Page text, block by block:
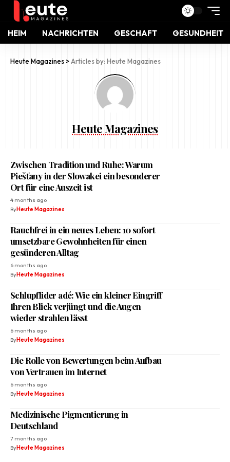
HEIM NACHRICHTEN GESCHAFT GESUNDHEIT
Heute Magazines >Articles by: Heute Magazines
Heute Magazines
Zwischen Tradition und Ruhe: Warum
Piešťany in der Slowakei ein besonderer
Ort für eine Auszeit ist
4 months ago
ByHeute Magazines
Rauchfrei in ein neues Leben: 10 sofort
umsetzbare Gewohnheiten für einen
gesünderen Alltag
6 months ago
ByHeute Magazines
Schlupflider adé: Wie ein kleiner Eingriff
Ihren Blick verjüngt und die Augen
wieder strahlen lässt
6 months ago
ByHeute Magazines
Die Rolle von Bewertungen beim Aufbau
von Vertrauen im Internet
6 months ago
ByHeute Magazines
Medizinische Pigmentierung in
Deutschland
7 months ago
ByHeute Magazines